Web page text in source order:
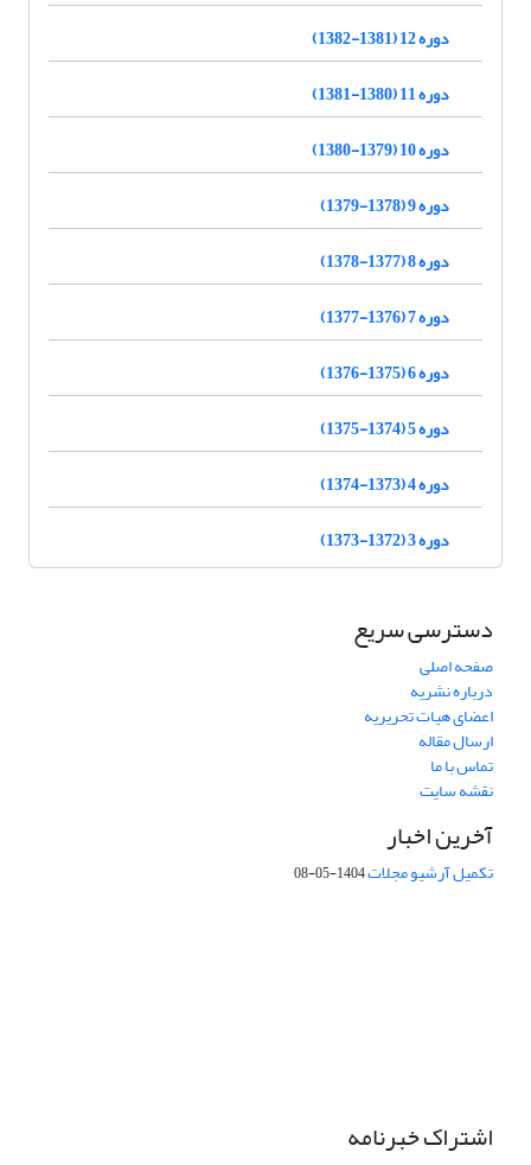
دوره 12 (1381-1382)
دوره 11 (1380-1381)
دوره 10 (1379-1380)
دوره 9 (1378-1379)
دوره 8 (1377-1378)
دوره 7 (1376-1377)
دوره 6 (1375-1376)
دوره 5 (1374-1375)
دوره 4 (1373-1374)
دوره 3 (1372-1373)
دسترسی سریع
صفحه اصلی
درباره نشریه
اعضای هیات تحریریه
ارسال مقاله
تماس با ما
نقشه سایت
آخرین اخبار
تکمیل آرشیو مجلات1404-05-08
اشتراک خبرنامه